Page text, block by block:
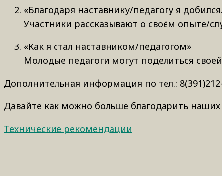
«Благодаря наставнику/педагогу я
Участники рассказывают о своём опыте/
«Как я стал наставником/педагогом»
Молодые педагоги могут поделиться
Дополнительная информация по тел.: 8(391)212-
Давайте как можно больше благодарить
Технические рекомендации